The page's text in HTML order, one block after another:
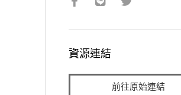
資源連結
前往原始連結